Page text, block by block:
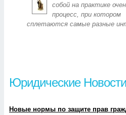
собой на практике
процесс, при котором
сплетаются самые разные
Юридические Новости
Новые нормы по защите прав